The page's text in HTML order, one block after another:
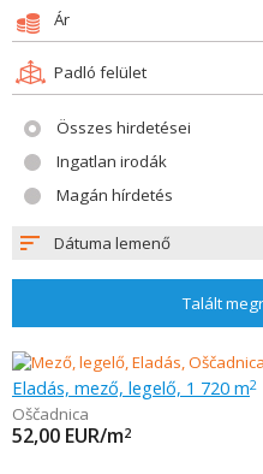
Ár
Padló felület
Összes hirdetései
Ingatlan irodák
Magán hírdetés
Dátuma lemenő
Talált
Eladás, mező, legelő, 1 720 m2
Oščadnica
52,00 EUR/m2